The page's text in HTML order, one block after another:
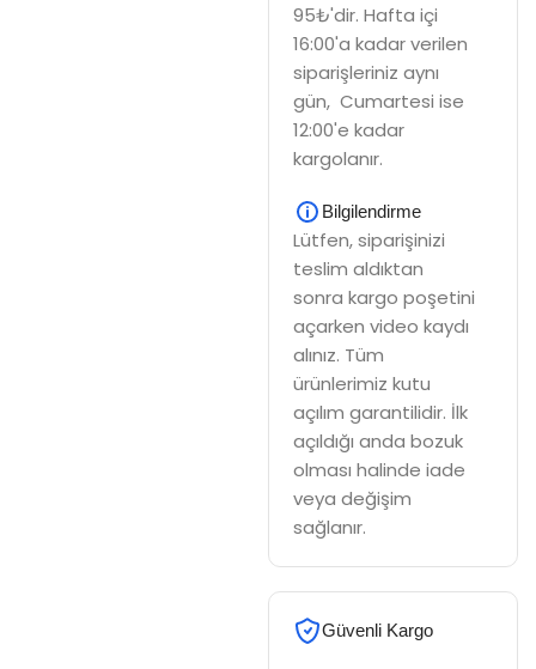
95₺'dir. Hafta içi
16:00'a kadar verilen
siparişleriniz aynı
gün, Cumartesi ise
12:00'e kadar
kargolanır.
Bilgilendirme
Lütfen, siparişinizi
teslim aldıktan
sonra kargo poşetini
açarken video kaydı
alınız. Tüm
ürünlerimiz kutu
açılım garantilidir. İlk
açıldığı anda bozuk
olması halinde iade
veya değişim
sağlanır.
Güvenli Kargo